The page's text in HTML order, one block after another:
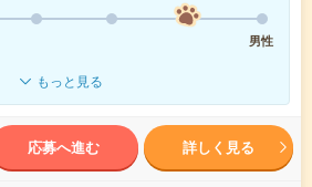
男性
もっと見る
応募へ進む 詳しく見る